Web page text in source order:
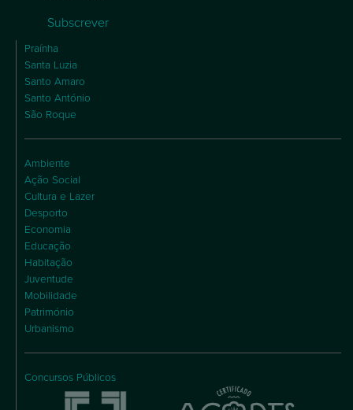
Subscrever
Praínha
Santa Luzia
Santo Amaro
Santo António
São Roque
Ambiente
Ação Social
Cultura e Lazer
Desporto
Economia
Educação
Habitação
Juventude
Mobilidade
Património
Urbanismo
Concursos Públicos